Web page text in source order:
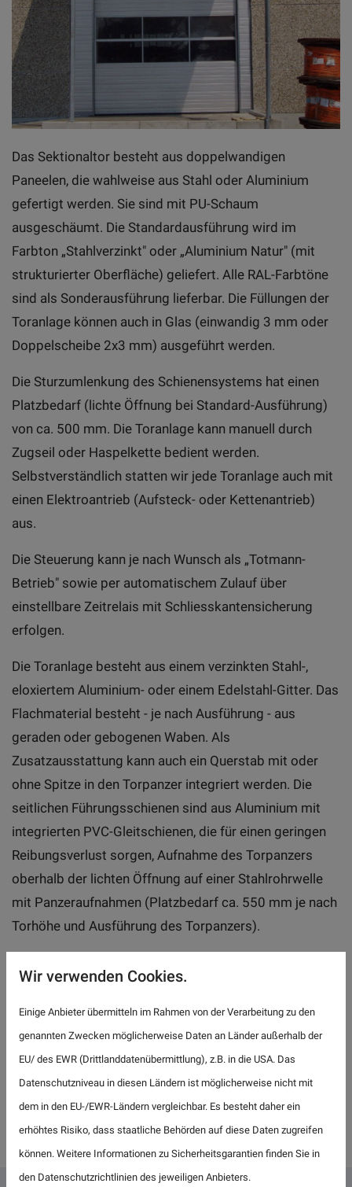
Das Sektionaltor besteht aus doppelwandigen
Paneelen, die wahlweise aus Stahl oder Aluminium
gefertigt werden. Sie sind mit PU-Schaum
ausgeschäumt. Die Standardausführung wird im
Farbton „Stahlverzinkt" oder „Aluminium Natur" (mit
strukturierter Oberfläche) geliefert. Alle RAL-Farbtöne
sind als Sonderausführung lieferbar. Die Füllungen der
Toranlage können auch in Glas (einwandig 3 mm oder
Doppelscheibe 2x3 mm) ausgeführt werden.
Die Sturzumlenkung des Schienensystems hat einen
Platzbedarf (lichte Öffnung bei Standard-Ausführung)
von ca. 500 mm. Die Toranlage kann manuell durch
Zugseil oder Haspelkette bedient werden.
Selbstverständlich statten wir jede Toranlage auch mit
einen Elektroantrieb (Aufsteck- oder Kettenantrieb)
aus.
Die Steuerung kann je nach Wunsch als „Totmann-
Betrieb" sowie per automatischem Zulauf über
einstellbare Zeitrelais mit Schliesskantensicherung
erfolgen.
Die Toranlage besteht aus einem verzinkten Stahl-,
eloxiertem Aluminium- oder einem Edelstahl-Gitter. Das
Flachmaterial besteht - je nach Ausführung - aus
geraden oder gebogenen Waben. Als
Zusatzausstattung kann auch ein Querstab mit oder
ohne Spitze in den Torpanzer integriert werden. Die
seitlichen Führungsschienen sind aus Aluminium mit
integrierten PVC-Gleitschienen, die für einen geringen
Reibungsverlust sorgen, Aufnahme des Torpanzers
oberhalb der lichten Öffnung auf einer Stahlrohrwelle
mit Panzeraufnahmen (Platzbedarf ca. 550 mm je nach
Torhöhe und Ausführung des Torpanzers).
elektromechanischen Antrieb (Aufsteck- oder
Kettenantrieb) ausgestattet. Die Torsteuerung kann
individuell ausgestattet werden. Es sind verschiedene
Ausführungen wie „Totmann-Schaltung" oder
überwachter automatischer Zulauf über Impulsantrieb
oder einstellbare Zeit möglich.
Wir verwenden Cookies.
Einige Anbieter übermitteln im Rahmen von der Verarbeitung zu den
genannten Zwecken möglicherweise Daten an Länder außerhalb der
EU/ des EWR (Drittlanddatenübermittlung), z.B. in die USA. Das
Datenschutzniveau in diesen Ländern ist möglicherweise nicht mit
dem in den EU-/EWR-Ländern vergleichbar. Es besteht daher ein
erhöhtes Risiko, dass staatliche Behörden auf diese Daten zugreifen
können. Weitere Informationen zu Sicherheitsgarantien finden Sie in
den Datenschutzrichtlinien des jeweiligen Anbieters.